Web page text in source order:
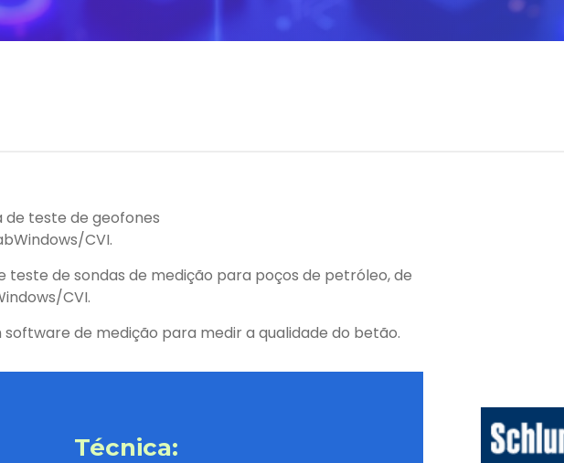
de teste de geofones
CVI.
teste de sondas de medição para poços de petróleo, de
CVI.
de medição para medir a qualidade do betão.
Técnica: